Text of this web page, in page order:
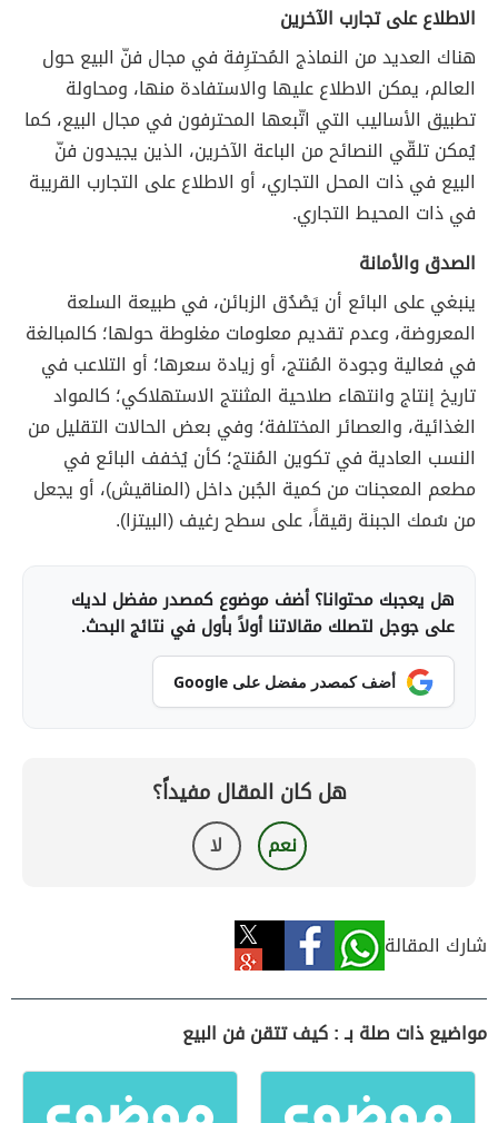
الاطلاع على تجارب الآخرين
هناك العديد من النماذج المُحترِفة في مجال فنّ البيع حول
العالم، يمكن الاطلاع عليها والاستفادة منها، ومحاولة
تطبيق الأساليب التي اتّبعها المحترفون في مجال البيع، كما
يُمكن تلقّي النصائح من الباعة الآخرين، الذين يجيدون فنّ
البيع في ذات المحل التجاري، أو الاطلاع على التجارب القريبة
في ذات المحيط التجاري.
الصدق والأمانة
ينبغي على البائع أن يَصْدُق الزبائن، في طبيعة السلعة
المعروضة، وعدم تقديم معلومات مغلوطة حولها؛ كالمبالغة
في فعالية وجودة المُنتج، أو زيادة سعرها؛ أو التلاعب في
تاريخ إنتاج وانتهاء صلاحية المثنتج الاستهلاكي؛ كالمواد
الغذائية، والعصائر المختلفة؛ وفي بعض الحالات التقليل من
النسب العادية في تكوين المُنتج؛ كأن يُخفف البائع في
مطعم المعجنات من كمية الجُبن داخل (المناقيش)، أو يجعل
من سُمك الجبنة رقيقاً، على سطح رغيف (البيتزا).
هل يعجبك محتوانا؟ أضف موضوع كمصدر مفضل لديك
على جوجل لتصلك مقالاتنا أولاً بأول في نتائج البحث.
أضف كمصدر مفضل على Google
هل كان المقال مفيداً؟
نعم لا
شارك المقالة
مواضيع ذات صلة بـ : كيف تتقن فن البيع